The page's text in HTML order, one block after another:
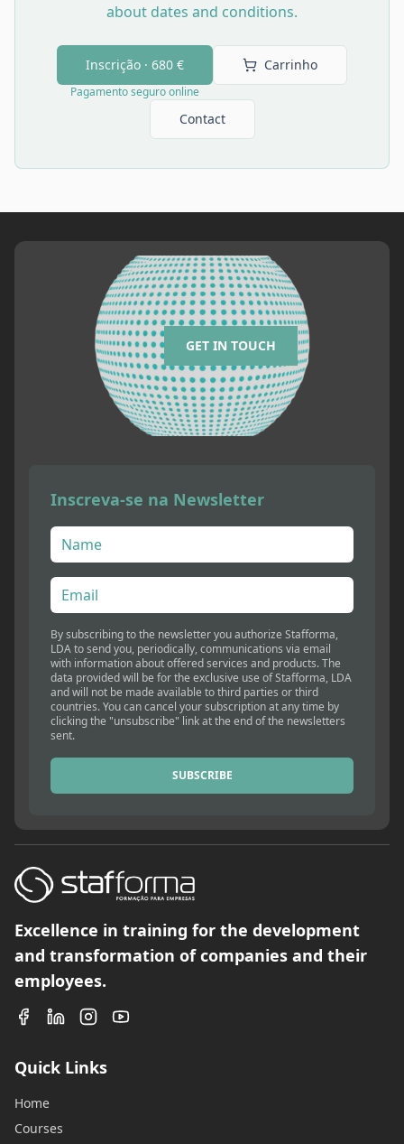
about dates and conditions.
Inscrição · 680 €
Pagamento seguro online
Carrinho
Contact
GET IN TOUCH
Inscreva-se na Newsletter
By subscribing to the newsletter you authorize Stafforma,
LDA to send you, periodically, communications via email
with information about offered services and products. The
data provided will be for the exclusive use of Stafforma, LDA
and will not be made available to third parties or third
countries. You can cancel your subscription at any time by
clicking the "unsubscribe" link at the end of the newsletters
sent.
SUBSCRIBE
Excellence in training for the development
and transformation of companies and their
employees.
Quick Links
Home
Courses